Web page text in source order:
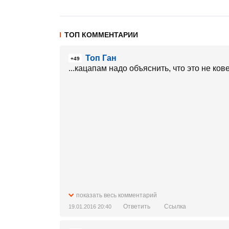
ТОП КОММЕНТАРИИ
+49
Топ Ган
...кацапам надо объяснить, что это не
показать весь комментарий
19.01.2016 20:40 Ответить Ссылка